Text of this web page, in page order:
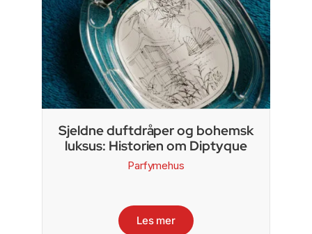
Sjeldne duftdråper og bohemsk
luksus: Historien om Diptyque
Parfymehus
Les mer